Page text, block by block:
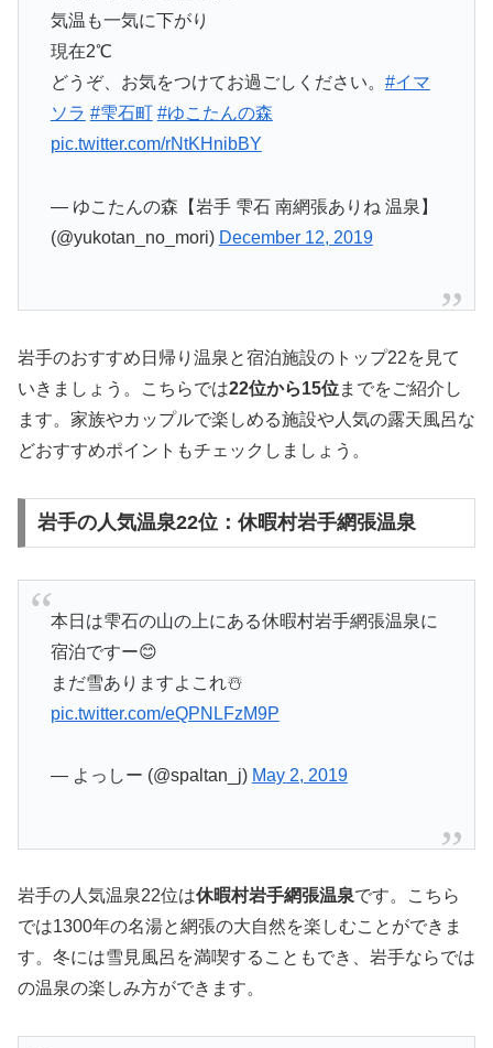
気温も一気に下がり
現在2℃
どうぞ、お気をつけてお過ごしください。 #イマ
ソラ #雫石町 #ゆこたんの森
pic.twitter.com/rNtKHnibBY
— ゆこたんの森【岩手 雫石 南網張ありね 温泉】
(@yukotan_no_mori) December 12, 2019
岩手のおすすめ日帰り温泉と宿泊施設のトップ22を見て
いきましょう。こちらでは22位から15位までをご紹介し
ます。家族やカップルで楽しめる施設や人気の露天風呂な
どおすすめポイントもチェックしましょう。
岩手の人気温泉22位：休暇村岩手網張温泉
本日は雫石の山の上にある休暇村岩手網張温泉に
宿泊ですー😊
まだ雪ありますよこれ☃️
pic.twitter.com/eQPNLFzM9P
— よっしー (@spaltan_j) May 2, 2019
岩手の人気温泉22位は休暇村岩手網張温泉です。こちら
では1300年の名湯と網張の大自然を楽しむことができま
す。冬には雪見風呂を満喫することもでき、岩手ならでは
の温泉の楽しみ方ができます。